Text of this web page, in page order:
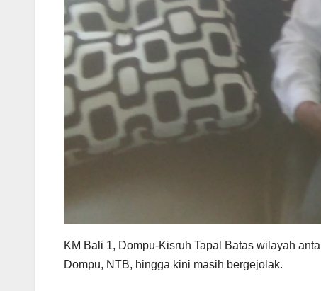
KM Bali 1, Dompu-Kisruh Tapal Batas wilayah
Dompu, NTB, hingga kini masih bergejolak.